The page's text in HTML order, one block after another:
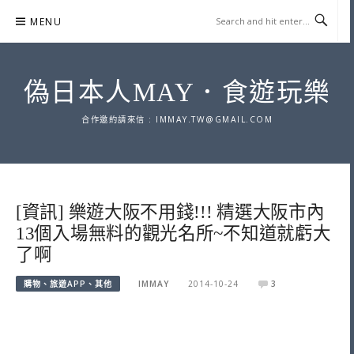
content
MENU
偽日本人MAY．食遊玩樂
合作邀約請來信 : IMMAY.TW@GMAIL.COM
[資訊] 樂遊大阪不用錢!!! 精選大阪市內
13個入場無料的觀光名所~不知道就虧大
了啊
購物、旅遊APP、其他 IMMAY 2014-10-24 3